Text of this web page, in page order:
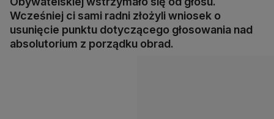
Wcześniej ci sami radni złożyli wniosek o
usunięcie punktu dotyczącego głosowania nad
absolutorium z porządku obrad.